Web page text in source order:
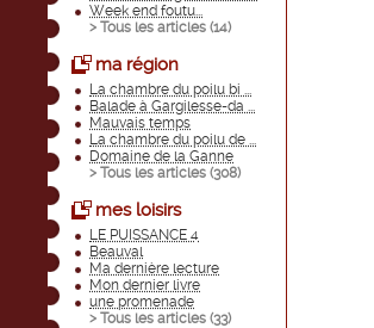
Week end foutu...
> Tous les articles (14)
ma région
La chambre du poilu bi ...
Balade à Gargilesse-da ...
Mauvais temps
La chambre du poilu de ...
Domaine de la Ganne
> Tous les articles (308)
mes loisirs
LE PUISSANCE 4
Beauval
Ma dernière lecture
Mon dernier livre
une promenade
> Tous les articles (33)